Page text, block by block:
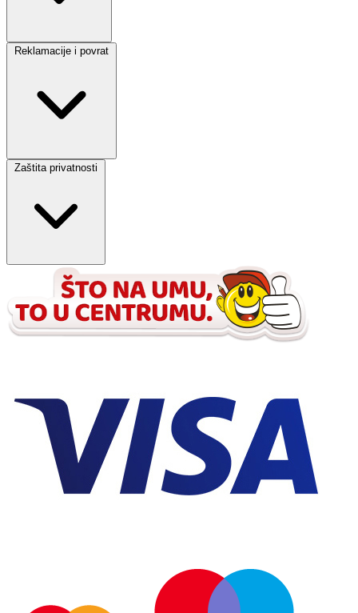
Reklamacije i povrat
Zaštita privatnosti